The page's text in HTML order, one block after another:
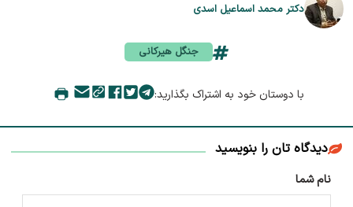
دکتر محمد اسماعیل اسدی
جنگل هیرکانی
با دوستان خود به اشتراک بگذارید:
دیدگاه تان را بنویسید
نام شما